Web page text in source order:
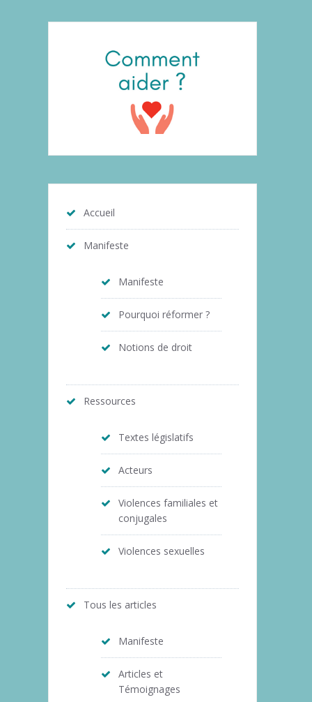
Accueil
Manifeste
Manifeste
Pourquoi réformer ?
Notions de droit
Ressources
Textes législatifs
Acteurs
Violences familiales et
conjugales
Violences sexuelles
Tous les articles
Manifeste
Articles et
Témoignages